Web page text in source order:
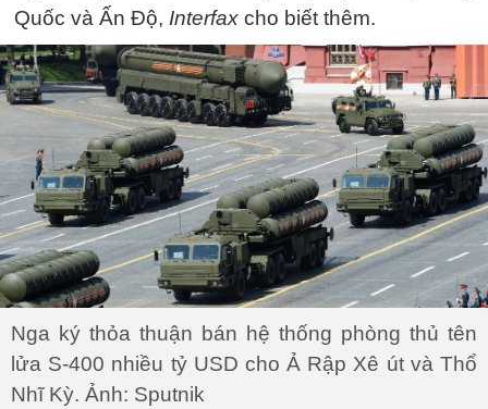
Quốc và Ấn Độ, Interfax cho biết thêm.
Nga ký thỏa thuận bán hệ thống phòng thủ tên
lửa S-400 nhiều tỷ USD cho Ả Rập Xê út và Thổ
Nhĩ Kỳ. Ảnh: Sputnik